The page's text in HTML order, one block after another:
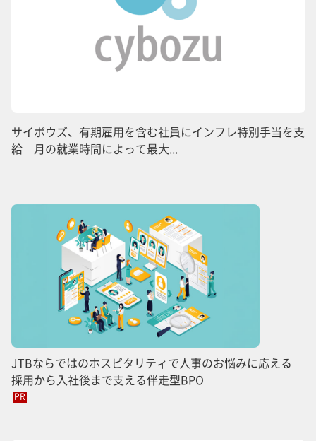
サイボウズ、有期雇用を含む社員にインフレ特別手当を支
給 月の就業時間によって最大...
JTBならではのホスピタリティで人事のお悩みに応える
採用から入社後まで支える伴走型BPO
PR